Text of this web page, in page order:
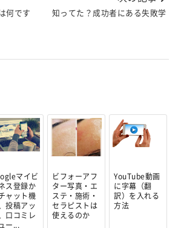
何です
知ってた？成功者にある失敗学
マイビ
ス登録か
ャット機
投稿アッ
口コミレ
ー...
ビフォーアフ
ター写真・エ
ステ・施術・
セラピストは
使えるのか
YouTube動画
に字幕（翻
訳）を入れる
方法